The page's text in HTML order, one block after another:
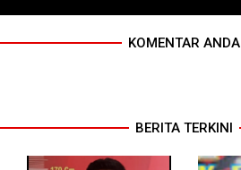
KOMENTAR ANDA
BERITA TERKINI